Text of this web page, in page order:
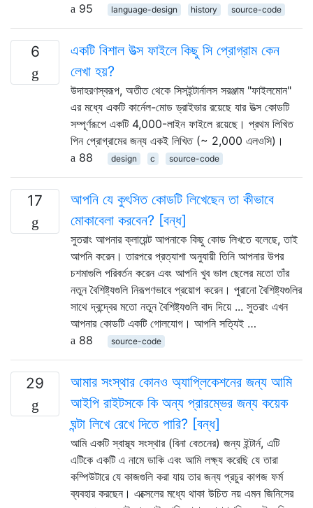
95
language-design history source-code
6
একটি বিশাল উত্স ফাইলে কিছু সি প্রোগ্রাম কেন
লেখা হয়?
উদাহরণস্বরূপ, অতীত থেকে সিসইন্টার্নালস সরঞ্জাম "ফাইলমোন"
এর মধ্যে একটি কার্নেল-মোড ড্রাইভার রয়েছে যার উত্স কোডটি
সম্পূর্ণরূপে একটি 4,000-লাইন ফাইলে রয়েছে। প্রথম লিখিত
পিন প্রোগ্রামের জন্য একই লিখিত (~ 2,000 এলওসি)।
88
design c source-code
17
আপনি যে কুৎসিত কোডটি লিখেছেন তা কীভাবে
মোকাবেলা করবেন? [বন্ধ]
সুতরাং আপনার ক্লায়েন্ট আপনাকে কিছু কোড লিখতে বলেছে, তাই
আপনি করেন। তারপরে প্রত্যাশা অনুযায়ী তিনি আপনার উপর
চশমাগুলি পরিবর্তন করেন এবং আপনি খুব ভাল ছেলের মতো তাঁর
নতুন বৈশিষ্ট্যগুলি নিরূপণভাবে প্রয়োগ করেন। পুরানো বৈশিষ্ট্যগুলির
সাথে দ্বন্দ্বের মতো নতুন বৈশিষ্ট্যগুলি বাদ দিয়ে ... সুতরাং এখন
আপনার কোডটি একটি গোলযোগ। আপনি সত্যিই …
88
source-code
29
আমার সংস্থার কোনও অ্যাপ্লিকেশনের জন্য আমি
আইপি রাইটসকে কি অন্য প্রারম্ভের জন্য কয়েক
ঘন্টা লিখে রেখে দিতে পারি? [বন্ধ]
আমি একটি স্বাস্থ্য সংস্থার (বিনা বেতনের) জন্য ইন্টার্ন, এটি
এটিকে একটি এ নামে ডাকি এবং আমি লক্ষ্য করেছি যে তারা
কম্পিউটারে যে কাজগুলি করা যায় তার জন্য প্রচুর কাগজ ফর্ম
ব্যবহার করছেন। এক্সেলের মধ্যে থাকা উচিত নয় এমন জিনিসের